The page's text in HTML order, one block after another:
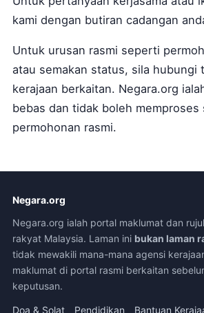
kami dengan butiran cadangan
Untuk urusan rasmi seperti
atau semakan status, sila hubungi
kerajaan berkaitan. Negara.org
bebas dan tidak boleh memproses
permohonan rasmi.
Negara.org
Negara.org ialah portal maklumat dan
rakyat Malaysia. Laman ini bukan laman
tidak mewakili mana-mana agensi
maklumat di portal rasmi berkaitan
keputusan.
Doa & Solat Pendidikan Bantuan